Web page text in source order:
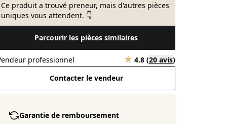
Ce produit a trouvé preneur, mais d'autres pièces
uniques vous attendent. 👇
Parcourir les pièces similaires
professionnel 4.8 (20 avis)
Contacter le vendeur
Garantie de remboursement